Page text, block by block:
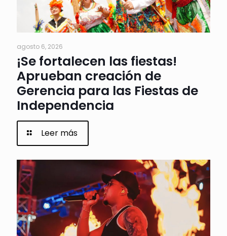
agosto 6, 2026
¡Se fortalecen las fiestas!
Aprueban creación de
Gerencia para las Fiestas de
Independencia
Leer más